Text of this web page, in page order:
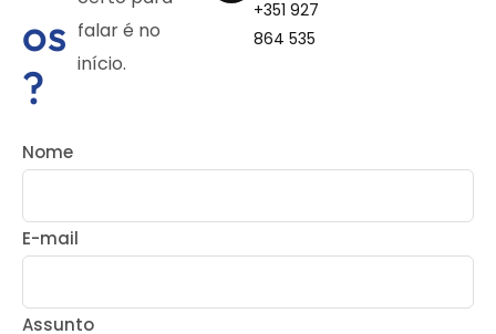
os
?
falar é no
início.
+351 927
864 535
Nome
E-mail
Assunto